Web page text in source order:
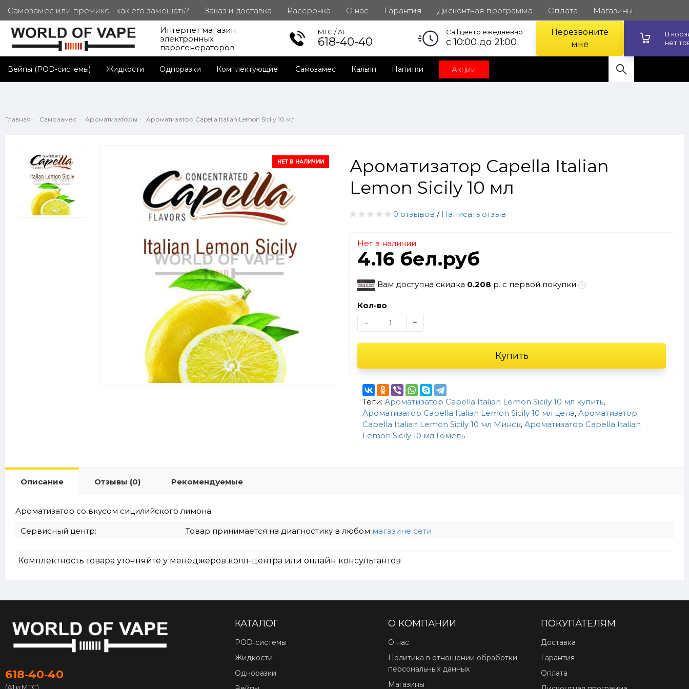
Самозамес или премикс - как его замешать? Заказ и доставка Рассрочка О нас Гарантия Дисконтная программа Оплата Магазины
ПОД. СЕРТИФИКАТЫ Партнерам Личный кабинет
Интернет магазин
электронных
парогенераторов
MTC / A1
618-40-40
Call центр ежедневно
с 10:00 до 21:00
Перезвоните
мне
В
нет
Вейпы (POD-системы) Жидкости Одноразки Комплектующие Самозамес Кальян Напитки Акции
Главная Самозамес Ароматизаторы Ароматизатор Capella Italian Lemon Sicily 10 мл
НЕТ В НАЛИЧИИ
Ароматизатор Capella Italian
Lemon Sicily 10 мл
0 отзывов / Написать отзыв
Нет в наличии
4.16 бел.руб
Вам доступна скидка 0.208 р. с первой покупки
Кол-во
-
+
Купить
Теги: Ароматизатор Capella Italian Lemon Sicily 10 мл купить,
Ароматизатор Capella Italian Lemon Sicily 10 мл цена, Ароматизатор
Capella Italian Lemon Sicily 10 мл Минск, Ароматизатор Capella Italian
Lemon Sicily 10 мл Гомель
Описание Отзывы (0) Рекомендуемые
Ароматизатор со вкусом сицилийского лимона.
Сервисный центр: Товар принимается на диагностику в любом магазине сети
Комплектность товара уточняйте у менеджеров колл-центра или онлайн консультантов
618‑40‑40
(А1 и МТС)
КАТАЛОГ
POD‑системы
Жидкости
Одноразки
О КОМПАНИИ
О нас
Политика в отношении обработки
персональных данных
Магазины
ПОКУПАТЕЛЯМ
Доставка
Гарантия
Оплата